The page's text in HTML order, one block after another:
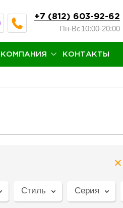
+7 (812) 603-92-62
Пн-Вс10:00-20:00
КОМПАНИЯ КОНТАКТЫ
Стиль Серия